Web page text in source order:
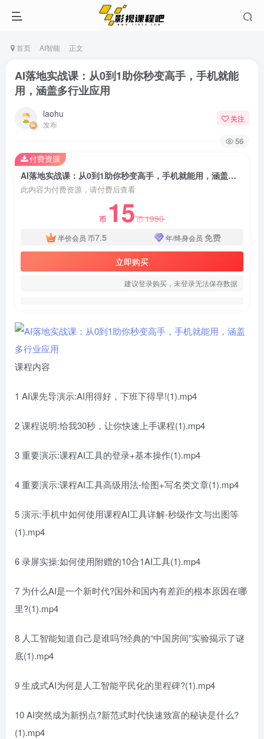
首页 AI智能 正文
AI落地实战课：从0到1助你秒变高手，手机就能
用，涵盖多行业应用
laohu
发布
关注
56
AI落地实战课：从0到1助你秒变高手，手机就能用，涵盖多行业应用
此内容为付费资源，请付费后查看
币 15币1990
半价会员 币7.5 年/终身会员 免费
立即购买
建议登录购买，未登录无法保存数据
付费资源
课程内容
1 AI课先导演示:AI用得好，下班下得早!(1).mp4
2 课程说明:给我30秒，让你快速上手课程(1).mp4
3 重要演示:课程AI工具的登录+基本操作(1).mp4
4 重要演示:课程AI工具高级用法-绘图+写名类文章(1).mp4
5 演示:手机中如何使用课程AI工具详解-秒级作文与出图等
(1).mp4
6 录屏实操:如何使用附赠的10合1AI工具(1).mp4
7 为什么AI是一个新时代?国外和国内有差距的根本原因在哪
里?(1).mp4
8 人工智能知道自己是谁吗?经典的“中国房间”实验揭示了谜
底(1).mp4
9 生成式AI为何是人工智能平民化的里程碑?(1).mp4
10 AI突然成为新拐点?新范式时代快速致富的秘诀是什么?
(1).mp4